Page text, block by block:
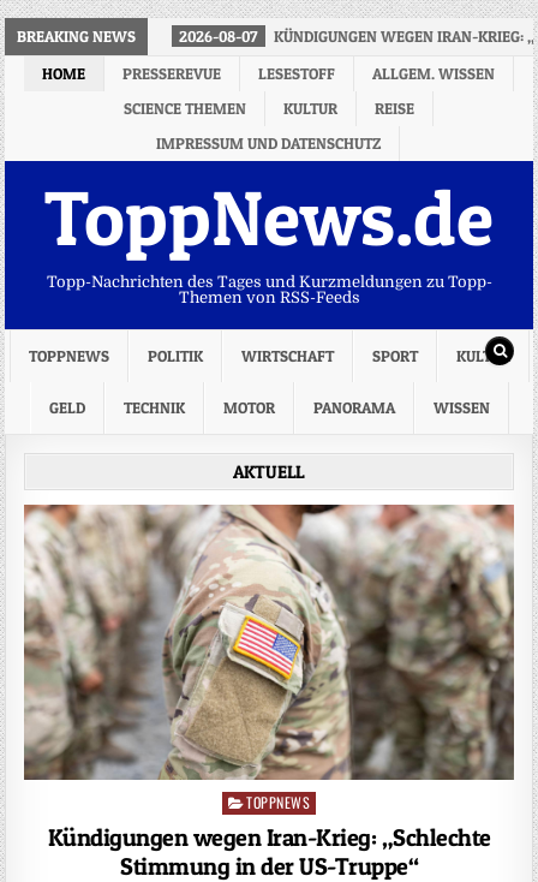
BREAKING NEWS 2026-08-07
KÜNDIGUNGEN WEGEN IRAN-KRIEG:
HOME
PRESSEREVUE LESESTOFF
ALLGEM. WISSEN
SCIENCE THEMEN
KULTUR
REISE
IMPRESSUM UND DATENSCHUTZ
ToppNews.de
Topp-Nachrichten des Tages und Kurzmeldungen zu Topp-
Themen von RSS-Feeds
TOPPNEWS POLITIK WIRTSCHAFT SPORT KULTUR
GELD TECHNIK MOTOR PANORAMA WISSEN
AKTUELL
Posted
TOPPNEWS
Kündigungen wegen Iran-Krieg: „Schlechte
Stimmung in der US-Truppe“